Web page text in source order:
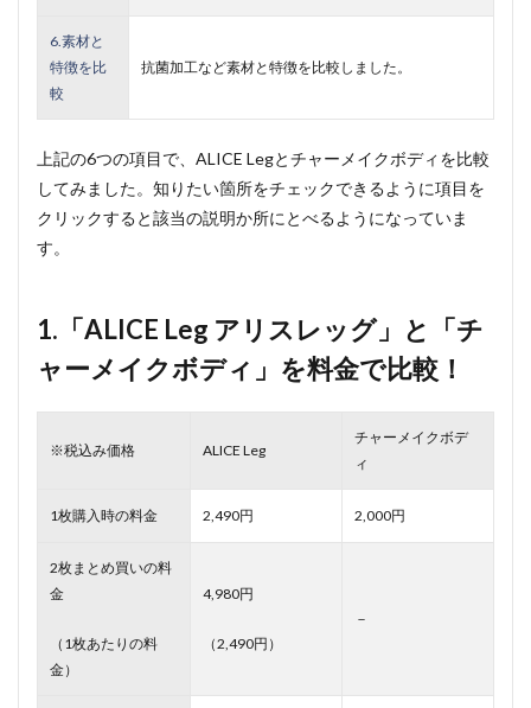
6.素材と
特徴を比
較
抗菌加工など素材と特徴を比較しました。
上記の6つの項目で、ALICE Legとチャーメイクボディを比較
してみました。知りたい箇所をチェックできるように項目を
クリックすると該当の説明か所にとべるようになっていま
す。
1.「ALICE Leg アリスレッグ」と「チ
ャーメイクボディ」を料金で比較！
※税込み価格 ALICE Leg
チャーメイクボデ
ィ
1枚購入時の料金 2,490円 2,000円
2枚まとめ買いの料
金
（1枚あたりの料
金）
4,980円
（2,490円）
－